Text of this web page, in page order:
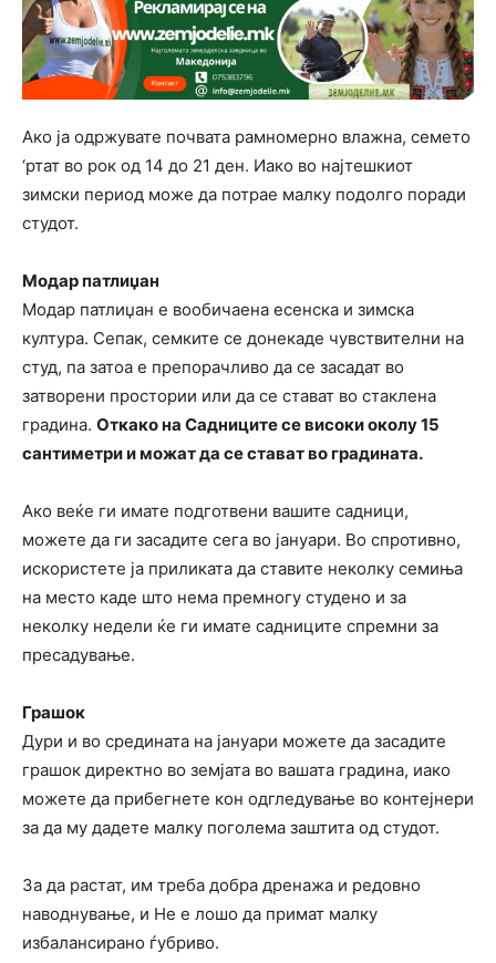
Ако ја одржувате почвата рамномерно влажна, семето
‘ртат во рок од 14 до 21 ден. Иако во најтешкиот
зимски период може да потрае малку подолго поради
студот.
Модар патлиџан
Модар патлиџан е вообичаена есенска и зимска
култура. Сепак, семките се донекаде чувствителни на
студ, па затоа е препорачливо да се засадат во
затворени простории или да се стават во стаклена
градина. Откако на Садниците се високи околу 15
сантиметри и можат да се стават во градината.
Ако веќе ги имате подготвени вашите садници,
можете да ги засадите сега во јануари. Во спротивно,
искористете ја приликата да ставите неколку семиња
на место каде што нема премногу студено и за
неколку недели ќе ги имате садниците спремни за
пресадување.
Грашок
Дури и во средината на јануари можете да засадите
грашок директно во земјата во вашата градина, иако
можете да прибегнете кон одгледување во контејнери
за да му дадете малку поголема заштита од студот.
За да растат, им треба добра дренажа и редовно
наводнување, и Не е лошо да примат малку
избалансирано ѓубриво.